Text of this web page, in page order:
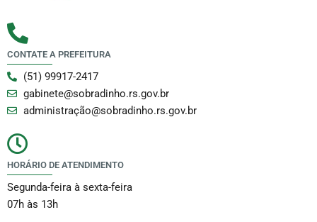
CONTATE A PREFEITURA
(51) 99917-2417
gabinete@sobradinho.rs.gov.br
administração@sobradinho.rs.gov.br
HORÁRIO DE ATENDIMENTO
Segunda-feira à sexta-feira
07h às 13h